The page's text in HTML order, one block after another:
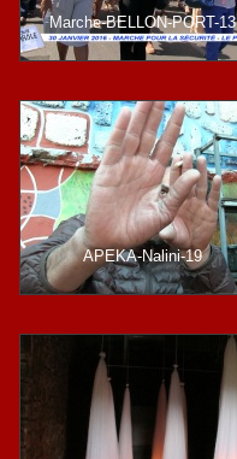
Marche-BELLON-PORT-13
APEKA-Nalini-19